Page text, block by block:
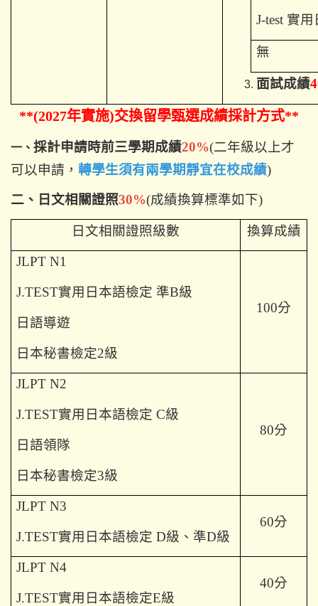
J-test 實用
無
面試成績
**(2027年實施)交換留學甄選成績採計方式**
一、 採計申請時前三學期成績20%(二年級以上才
可以申請， 轉學生須有兩學期靜宜在校成績)
二、日文相關證照30%(成績換算標準如下)
日文相關證照級數 換算成績
JLPT N1
J.TEST實用日本語檢定 準B級
日語導遊
日本秘書檢定2級
100分
JLPT N2
J.TEST實用日本語檢定 C級
日語領隊
日本秘書檢定3級
80分
JLPT N3
J.TEST實用日本語檢定 D級、準D級
60分
JLPT N4
J.TEST實用日本語檢定E級
40分